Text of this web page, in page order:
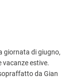
giornata di giugno,
vacanze estive.
da Gian